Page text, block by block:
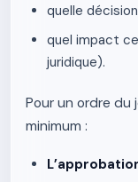
quelle
quel impact
juridique).
Pour un ordre du
minimum :